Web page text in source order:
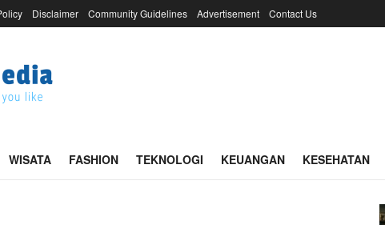
Disclaimer Community Guidelines Advertisement Contact Us
WISATA FASHION TEKNOLOGI KEUANGAN KESEHATAN